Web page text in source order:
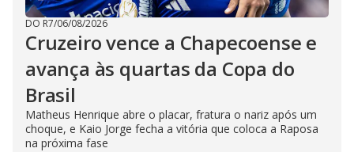
DO R7/06/08/2026
Cruzeiro vence a Chapecoense e
avança às quartas da Copa do
Brasil
Matheus Henrique abre o placar, fratura o nariz após um
choque, e Kaio Jorge fecha a vitória que coloca a Raposa
na próxima fase